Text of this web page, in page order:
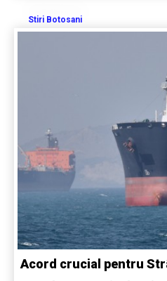
Stiri Botosani
Acord crucial pentru